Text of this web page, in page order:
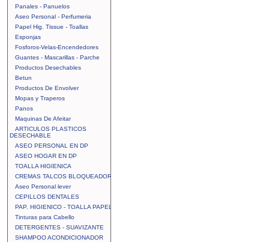
Panales - Panuelos
Aseo Personal - Perfumeria
Papel Hig. Tissue - Toallas
Esponjas
Fosforos-Velas-Encendedores
Guantes - Mascarillas - Parche
Productos Desechables
Betun
Productos De Envolver
Mopas y Traperos
Panos
Maquinas De Afeitar
ARTICULOS PLASTICOS
DESECHABLE
ASEO PERSONAL EN DP
ASEO HOGAR EN DP
TOALLA HIGIENICA
CREMAS TALCOS BLOQUEADOR
Aseo Personal lever
CEPILLOS DENTALES
PAP. HIGIENICO - TOALLA PAPEL
Tinturas para Cabello
DETERGENTES - SUAVIZANTE
SHAMPOO ACONDICIONADOR